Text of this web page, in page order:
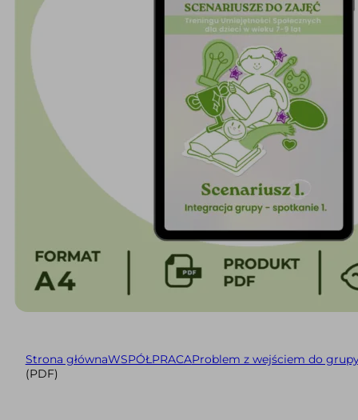
Strona głównaWSPÓŁPRACAProblem z wejściem do
(PDF)